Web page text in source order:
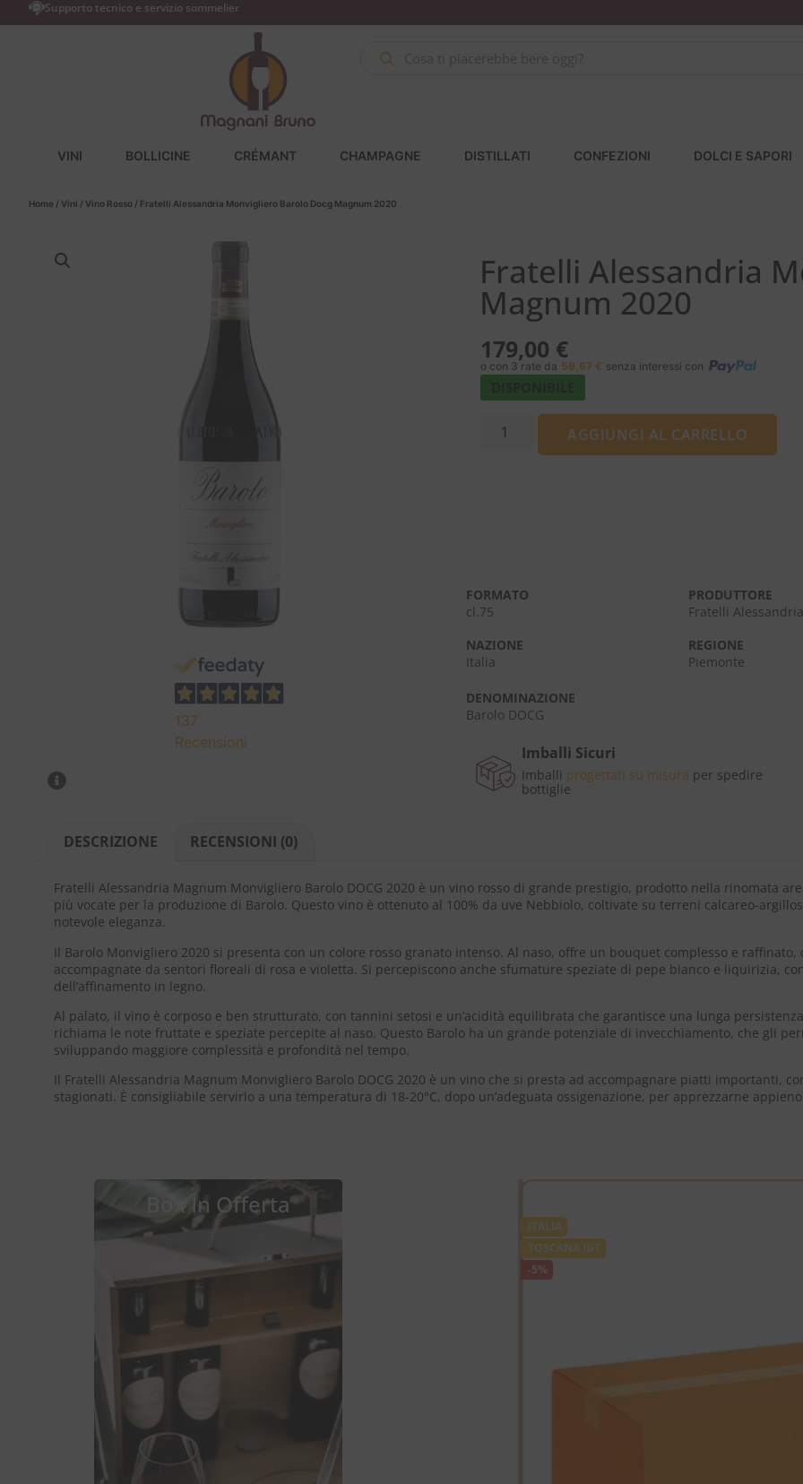
Supporto tecnico e servizio sommelier
VINI BOLLICINE CRÉMANT CHAMPAGNE DISTILLATI CONFEZIONI DOLCI E SAPORI
Home / Vini / Vino Rosso / Fratelli Alessandria Monvigliero Barolo Docg Magnum 2020
137
Recensioni
Fratelli Alessandria
Magnum 2020
179,00 €
o con 3 rate da 59,67 € senza interessi con
AGGIUNGI AL CARRELLO
FORMATO
cl.75
PRODUTTORE
Fratelli Alessandria
NAZIONE
Italia
REGIONE
Piemonte
DENOMINAZIONE
Barolo DOCG
Imballi Sicuri
Imballi progettati su misura per spedire
bottiglie
DESCRIZIONE RECENSIONI (0)
Fratelli Alessandria Magnum Monvigliero Barolo DOCG 2020 è un vino rosso di grande prestigio, prodotto nella rinomata
più vocate per la produzione di Barolo. Questo vino è ottenuto al 100% da uve Nebbiolo, coltivate su terreni calcareo-
notevole eleganza.
Il Barolo Monvigliero 2020 si presenta con un colore rosso granato intenso. Al naso, offre un bouquet complesso e
accompagnate da sentori floreali di rosa e violetta. Si percepiscono anche sfumature speziate di pepe bianco e liquirizia,
dell’affinamento in legno.
Al palato, il vino è corposo e ben strutturato, con tannini setosi e un’acidità equilibrata che garantisce una lunga
richiama le note fruttate e speziate percepite al naso. Questo Barolo ha un grande potenziale di invecchiamento, che gli
sviluppando maggiore complessità e profondità nel tempo.
Il Fratelli Alessandria Magnum Monvigliero Barolo DOCG 2020 è un vino che si presta ad accompagnare piatti importanti,
stagionati. È consigliabile servirlo a una temperatura di 18-20°C, dopo un’adeguata ossigenazione, per apprezzarne
Box In Offerta
ITALIA
TOSCANA IGT
-5%